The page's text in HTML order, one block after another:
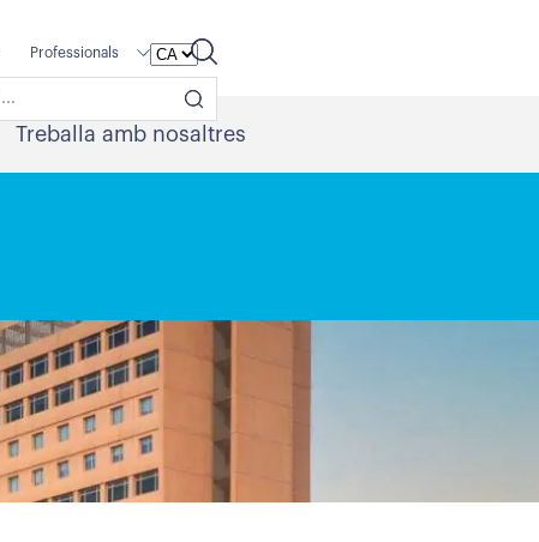
Professionals
Treballa amb nosaltres